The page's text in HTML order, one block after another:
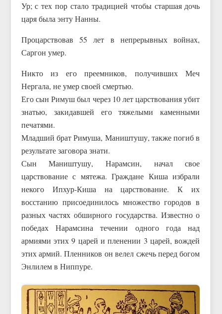
Ур; с тех пор стало традицией чтобы старшая дочь
царя была энту Нанны.
Процарствовав 55 лет в непрерывных войнах,
Саргон умер.
Никто из его преемников, получивших Меч
Нергала, не умер своей смертью.
Его сын Римуш был через 10 лет царствования убит
знатью, закидавшей его тяжелыми каменными
печатями.
Младший брат Римуша, Маништушу, также погиб в
результате заговора знати.
Сын Маништушу, Нарамсин, начал свое
царствование с мятежа. Граждане Киша избрали
некого Ипхур-Киша на царствование. К их
восстанию присоединилось множество городов в
разных частях обширного государства. Известно о
победах Нарамсина течении одного года над
армиями этих 9 царей и пленении 3 царей, вождей
этих армий. Пленников он велел сжечь перед богом
Энлилем в Ниппуре.